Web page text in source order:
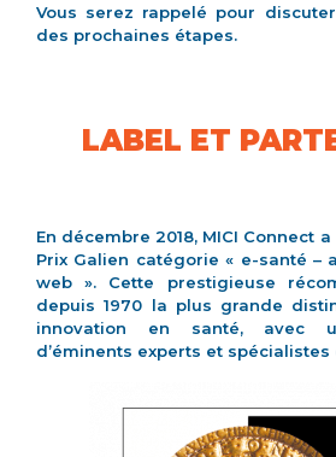
Vous serez rappelé pour
des prochaines étapes.
LABEL ET
En décembre 2018, MICI Connect
Prix Galien catégorie « e-santé –
web ». Cette prestigieuse
depuis 1970 la plus grande
innovation en santé, avec
d’éminents experts et